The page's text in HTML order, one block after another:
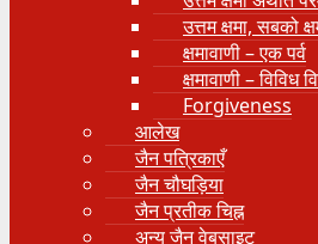
उत्तम क्षमा, सबको
क्षमावाणी – एक पर्व
क्षमावाणी – विविध
Forgiveness
आलेख
जैन पत्रिकाएँ
जैन चौघड़िया
जैन प्रतीक चिह्न
अन्य जैन वेबसाइट